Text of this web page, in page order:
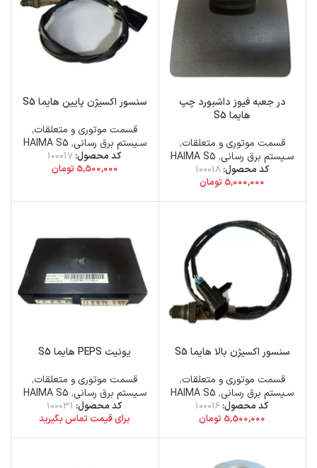
در جعبه فیوز داشبورد چپ
هایما S5
قسمت موتوری و متعلقات,
سـیستم برق رسانی,
HAIMA S5
کد محصول:100018
5,000,000 تومان
سنسور اکسیژن پایین هایما S5
قسمت موتوری و متعلقات,
سـیستم برق رسانی,
HAIMA S5
کد محصول: 100017
5,500,000 تومان
سنسور اکسیژن بالا هایما S5
قسمت موتوری و متعلقات,
سـیستم برق رسانی,
HAIMA S5
کد محصول: 100016
5,500,000 تومان
یونیت PEPS هایما S5
قسمت موتوری و متعلقات,
سـیستم برق رسانی,
HAIMA S5
کد محصول: 100031
برای قیمت تماس بگیرید